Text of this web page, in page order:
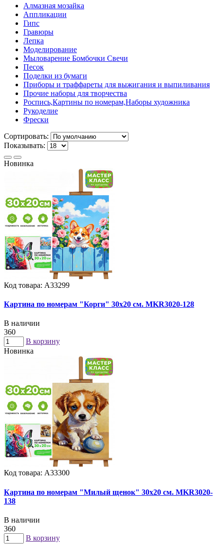
Алмазная мозайка
Аппликации
Гипс
Гравюры
Лепка
Моделирование
Мыловарение Бомбочки Свечи
Песок
Поделки из бумаги
Приборы и траффареты для выжигания и выпиливания
Прочие наборы для творчества
Роспись,Картины по номерам,Наборы художника
Рукоделие
Фрески
Сортировать:
Показывать:
Новинка
Код товара: А33299
Картина по номерам "Корги" 30х20 см. MKR3020-128
В наличии
360
В корзину
Новинка
Код товара: А33300
Картина по номерам "Милый щенок" 30х20 см. MKR3020-
138
В наличии
360
В корзину